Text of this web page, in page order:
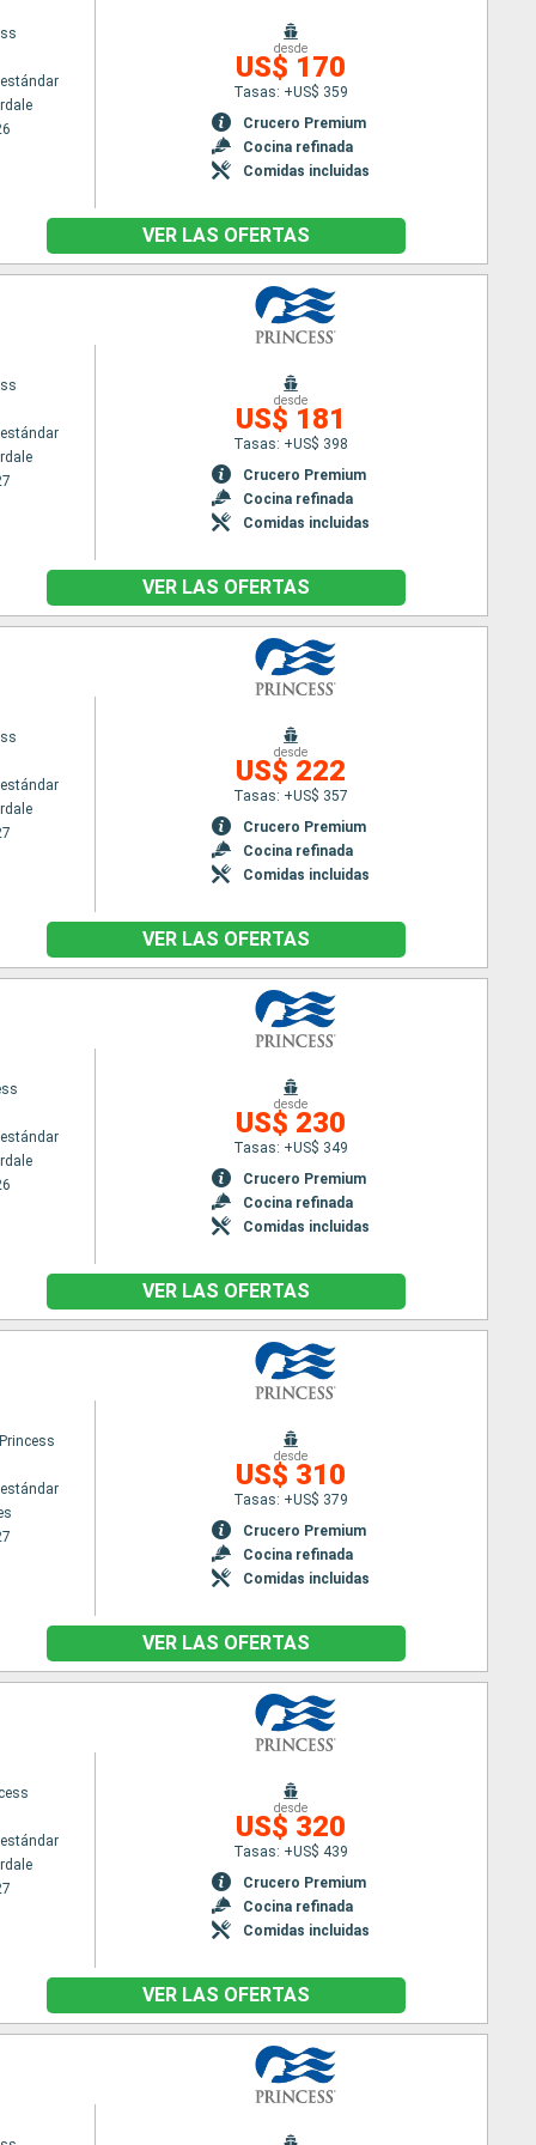
desde
US$ 170
Tasas: +US$ 359
Crucero Premium
Cocina refinada
Comidas incluidas
VER LAS OFERTAS
desde
US$ 181
Tasas: +US$ 398
Crucero Premium
Cocina refinada
Comidas incluidas
VER LAS OFERTAS
desde
US$ 222
Tasas: +US$ 357
Crucero Premium
Cocina refinada
Comidas incluidas
VER LAS OFERTAS
desde
US$ 230
Tasas: +US$ 349
Crucero Premium
Cocina refinada
Comidas incluidas
VER LAS OFERTAS
desde
US$ 310
Tasas: +US$ 379
Crucero Premium
Cocina refinada
Comidas incluidas
VER LAS OFERTAS
desde
US$ 320
Tasas: +US$ 439
Crucero Premium
Cocina refinada
Comidas incluidas
VER LAS OFERTAS